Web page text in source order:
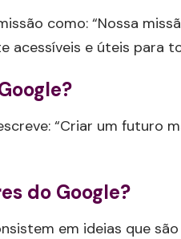
como: “Nossa
acessíveis e úteis para
“Criar um futuro
do Google?
em ideias que